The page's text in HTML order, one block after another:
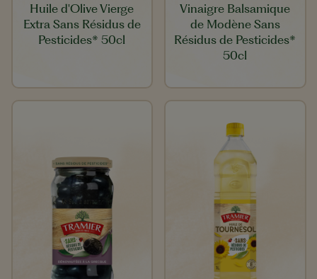
Huile d'Olive Vierge
Extra Sans Résidus de
Pesticides* 50cl
Vinaigre Balsamique
de Modène Sans
Résidus de Pesticides*
50cl